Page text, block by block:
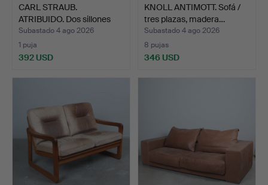
CARL STRAUB.
ATRIBUIDO. Dos sillones
bruta…
Subastado 4 ago 2026
1 puja
392 USD
KNOLL ANTIMOTT. Sofá /
tres plazas, madera…
Subastado 4 ago 2026
8 pujas
346 USD